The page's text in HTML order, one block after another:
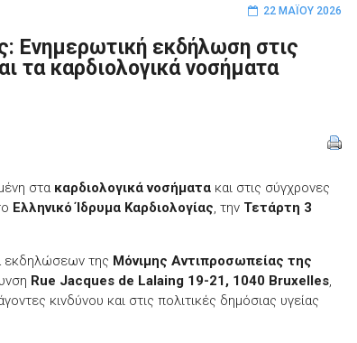
22 ΜΑΪ́ΟΥ 2026
Ενημερωτική εκδήλωση στις
τα καρδιολογικά νοσήματα
στα καρδιολογικά νοσήματα και στις σύγχρονες
Ελληνικό Ίδρυμα Καρδιολογίας, την Τετάρτη 3
εκδηλώσεων της Μόνιμης Αντιπροσωπείας της
Rue Jacques de Lalaing 19-21, 1040 Bruxelles,
κινδύνου και στις πολιτικές δημόσιας υγείας